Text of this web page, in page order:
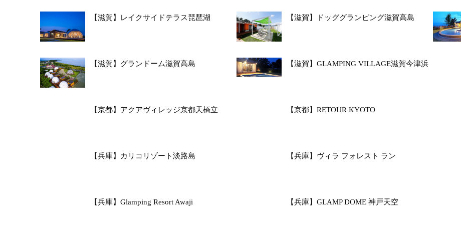
【滋賀】レイクサイドテラス琵琶湖 【滋賀】ドッググランピング滋賀高島
【滋賀】グランドーム滋賀高島 【滋賀】GLAMPING VILLAGE滋賀今津浜
【京都】アクアヴィレッジ京都天橋立 【京都】RETOUR KYOTO
【兵庫】カリコリゾート淡路島 【兵庫】ヴィラ フォレスト ラン
【兵庫】Glamping Resort Awaji 【兵庫】GLAMP DOME 神戸天空